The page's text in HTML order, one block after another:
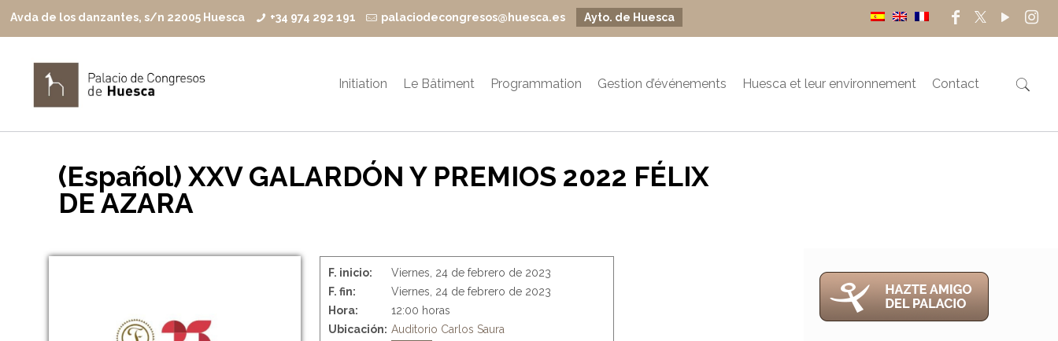
Avda de los danzantes, s/n 22005 Huesca +34 974 292 191 palaciodecongresos@huesca.es Ayto. de Huesca
Initiation Le Bâtiment Programmation Gestion d’événements Huesca et leur environnement Contact
(Español) XXV GALARDÓN Y PREMIOS 2022 FÉLIX
DE AZARA
F. inicio:
Viernes, 24 de febrero de 2023
F. fin:
Viernes, 24 de febrero de 2023
Hora:
12:00 horas
Ubicación: Auditorio Carlos Saura